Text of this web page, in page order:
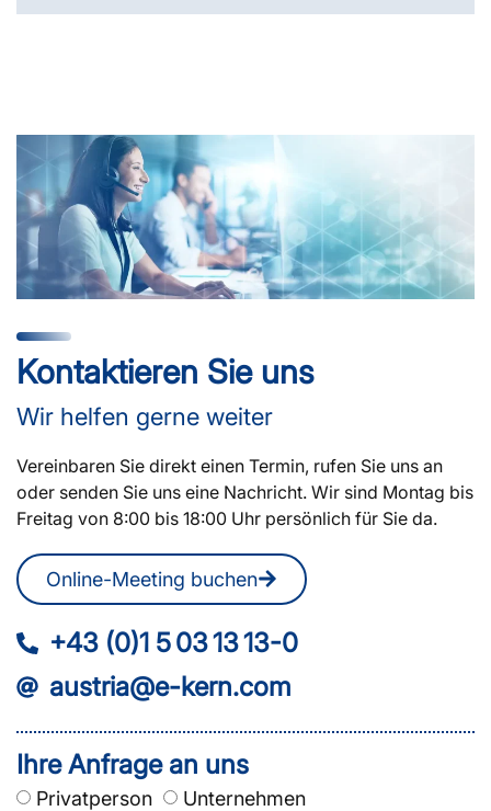
Kontaktieren Sie uns
Wir helfen gerne weiter
Vereinbaren Sie direkt einen Termin, rufen Sie uns an
oder senden Sie uns eine Nachricht. Wir sind Montag bis
Freitag von 8:00 bis 18:00 Uhr persönlich für Sie da.
Online-Meeting buchen
+43 (0)1 5 03 13 13-0
austria@e-kern.com
Ihre Anfrage an uns
Privatperson Unternehmen